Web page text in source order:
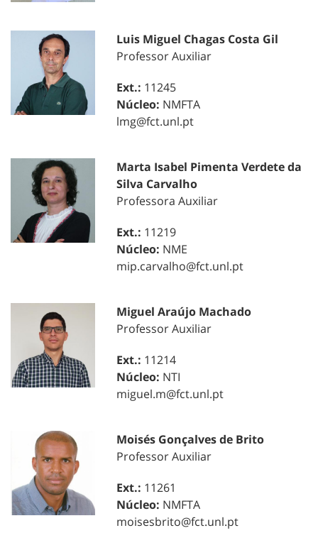
Luis Miguel Chagas Costa Gil
Professor Auxiliar
Ext.: 11245
Núcleo: NMFTA
lmg@fct.unl.pt
Marta Isabel Pimenta Verdete da
Silva Carvalho
Professora Auxiliar
Ext.: 11219
Núcleo: NME
mip.carvalho@fct.unl.pt
Miguel Araújo Machado
Professor Auxiliar
Ext.: 11214
Núcleo: NTI
miguel.m@fct.unl.pt
Moisés Gonçalves de Brito
Professor Auxiliar
Ext.: 11261
Núcleo: NMFTA
moisesbrito@fct.unl.pt